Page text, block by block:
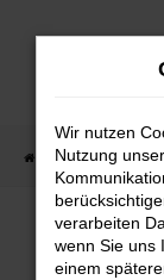
Zum
Startseite
Wir nutzen
Nutzung
verarbeiten
wenn Sie uns
einem